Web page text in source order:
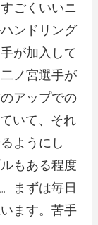
ごくいいニ
ンドリング
が加入して
ノ宮選手が
アップでの
いて、それ
ようにし
もある程度
まずは毎日
ます。苦手